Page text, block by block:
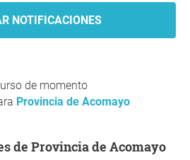
de momento
Provincia de Acomayo
de Provincia de Acomayo